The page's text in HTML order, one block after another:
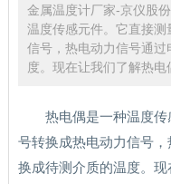
金属温度计厂家-京仪股
温度传感元件。它直接
信号，热电动力信号通
度。现在让我们了解热电
热电偶是一种温度
号转换成热电动力信号
换成待测介质的温度。